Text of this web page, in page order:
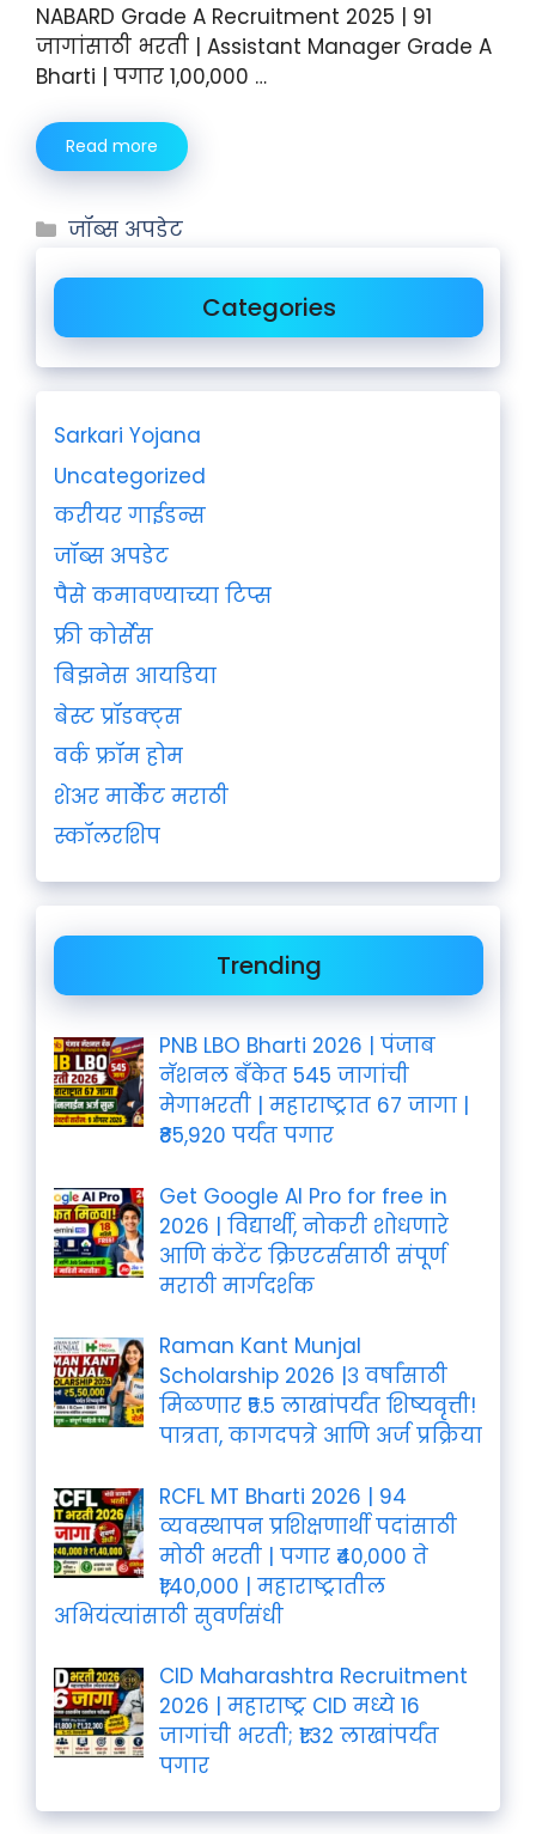
NABARD Grade A Recruitment 2025 | 91
जागांसाठी भरती | Assistant Manager Grade A
Bharti | पगार 1,00,000 …
Read more
जॉब्स अपडेट
Categories
Sarkari Yojana
Uncategorized
करीयर गाईडन्स
जॉब्स अपडेट
पैसे कमावण्याच्या टिप्स
फ्री कोर्सेस
बिझनेस आयडिया
बेस्ट प्रॉडक्ट्स
वर्क फ्रॉम होम
शेअर मार्केट मराठी
स्कॉलरशिप
Trending
PNB LBO Bharti 2026 | पंजाब
नॅशनल बँकेत 545 जागांची
मेगाभरती | महाराष्ट्रात 67 जागा |
₹85,920 पर्यंत पगार
Get Google AI Pro for free in
2026 | विद्यार्थी, नोकरी शोधणारे
आणि कंटेंट क्रिएटर्ससाठी संपूर्ण
मराठी मार्गदर्शक
Raman Kant Munjal
Scholarship 2026 |३ वर्षांसाठी
मिळणार ₹5.5 लाखांपर्यंत शिष्यवृत्ती!
पात्रता, कागदपत्रे आणि अर्ज प्रक्रिया
RCFL MT Bharti 2026 | 94
व्यवस्थापन प्रशिक्षणार्थी पदांसाठी
मोठी भरती | पगार ₹40,000 ते
₹1,40,000 | महाराष्ट्रातील
अभियंत्यांसाठी सुवर्णसंधी
CID Maharashtra Recruitment
2026 | महाराष्ट्र CID मध्ये 16
जागांची भरती; ₹1.32 लाखांपर्यंत
पगार